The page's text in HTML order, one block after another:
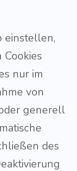
einstellen,
Cookies
nur im
von
generell
des